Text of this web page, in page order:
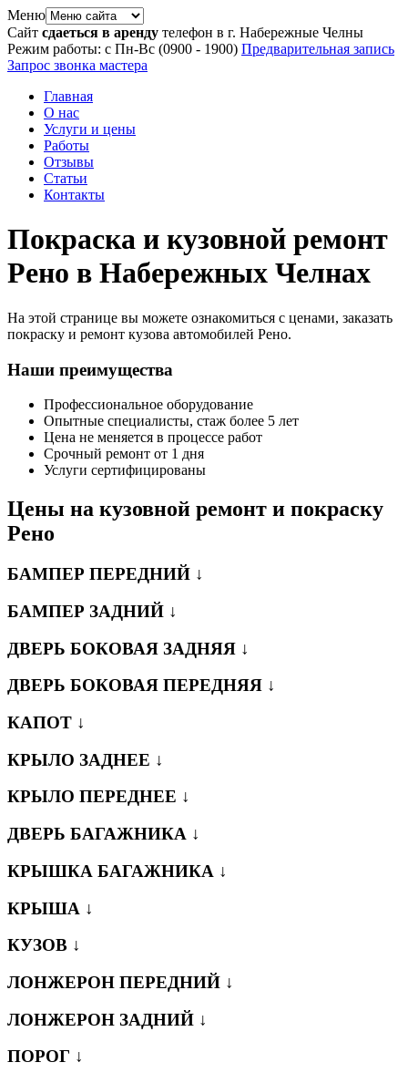
Меню
Сайт сдаеться в аренду телефон в г. Набережные Челны
Режим работы: с Пн-Вс (0900 - 1900) Предварительная запись
Запрос звонка мастера
Главная
О нас
Услуги и цены
Работы
Отзывы
Статьи
Контакты
Покраска и кузовной ремонт
Рено в Набережных Челнах
На этой странице вы можете ознакомиться с ценами, заказать
покраску и ремонт кузова автомобилей Рено.
Наши преимущества
Профессиональное оборудование
Опытные специалисты, стаж более 5 лет
Цена не меняется в процессе работ
Срочный ремонт от 1 дня
Услуги сертифицированы
Цены на кузовной ремонт и покраску
Рено
БАМПЕР ПЕРЕДНИЙ ↓
БАМПЕР ЗАДНИЙ ↓
ДВЕРЬ БОКОВАЯ ЗАДНЯЯ ↓
ДВЕРЬ БОКОВАЯ ПЕРЕДНЯЯ ↓
КАПОТ ↓
КРЫЛО ЗАДНЕЕ ↓
КРЫЛО ПЕРЕДНЕЕ ↓
ДВЕРЬ БАГАЖНИКА ↓
КРЫШКА БАГАЖНИКА ↓
КРЫША ↓
КУЗОВ ↓
ЛОНЖЕРОН ПЕРЕДНИЙ ↓
ЛОНЖЕРОН ЗАДНИЙ ↓
ПОРОГ ↓